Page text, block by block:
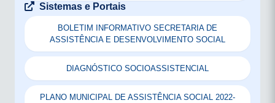
Sistemas e Portais
BOLETIM INFORMATIVO SECRETARIA DE
ASSISTÊNCIA E DESENVOLVIMENTO SOCIAL
DIAGNÓSTICO SOCIOASSISTENCIAL
PLANO MUNICIPAL DE ASSISTÊNCIA SOCIAL 2022-